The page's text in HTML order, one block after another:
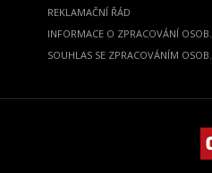
REKLAMAČNÍ ŘÁD
INFORMACE O ZPRACOVÁNÍ
SOUHLAS SE ZPRACOVÁNÍM